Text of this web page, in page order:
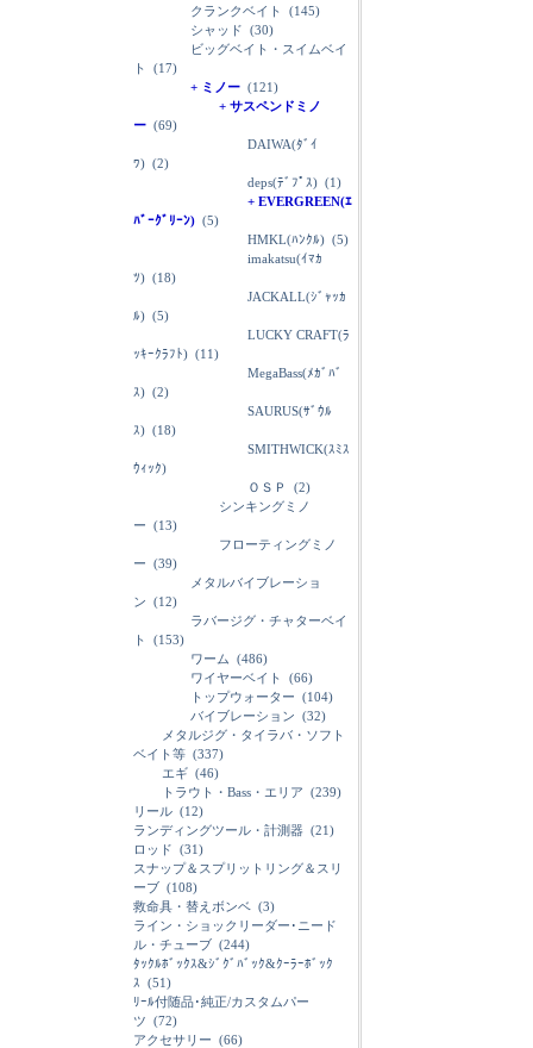
クランクベイト
(145)
シャッド (30)
ビッグベイト・スイムベイ
ト
(17)
+ ミノー (121)
+ サスペンドミノ
ー (69)
DAIWA(ﾀﾞｲ
ﾜ) (2)
deps(ﾃﾞﾌﾟｽ) (1)
+ EVERGREEN(ｴ
ﾊﾞｰｸﾞﾘｰﾝ) (5)
HMKL(ﾊﾝｸﾙ) (5)
imakatsu(ｲﾏｶ
ﾂ) (18)
JACKALL(ｼﾞｬｯｶ
ﾙ) (5)
LUCKY CRAFT(ﾗ
ｯｷｰｸﾗﾌﾄ) (11)
MegaBass(ﾒｶﾞﾊﾞ
ｽ) (2)
SAURUS(ｻﾞｳﾙ
ｽ) (18)
SMITHWICK(ｽﾐｽ
ｳｨｯｸ)
ＯＳＰ
(2)
シンキングミノ
ー (13)
フローティングミノ
ー (39)
メタルバイブレーショ
ン (12)
ラバージグ・チャターベイ
ト
(153)
ワーム (486)
ワイヤーベイト
(66)
トップウォーター (104)
バイブレーション (32)
メタルジグ・タイラバ・ソフト
ベイト等 (337)
エギ (46)
トラウト・Bass・エリア (239)
リール (12)
ランディングツール・計測器 (21)
ロッド (31)
スナップ＆スプリットリング＆スリ
ーブ (108)
救命具・替えボンベ (3)
ライン・ショックリーダー･ニード
ル・チューブ (244)
ﾀｯｸﾙﾎﾞｯｸｽ&ｼﾞｸﾞﾊﾞｯｸ&ｸｰﾗｰﾎﾞｯｸ
ｽ (51)
ﾘｰﾙ付随品･純正/カスタムパー
ツ (72)
アクセサリー (66)